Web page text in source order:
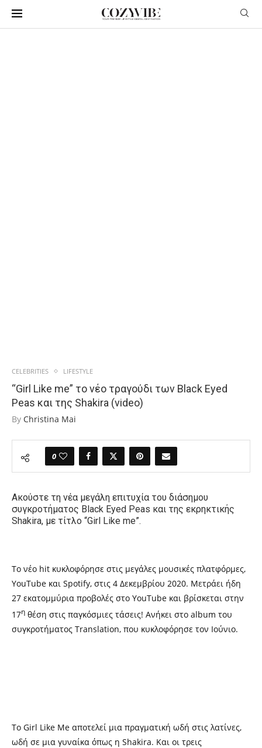
CELEBRITIES LIFESTYLE
“Girl Like me” το νέο τραγούδι των Black Eyed
Peas και της Shakira (video)
By Christina Mai
0
Ακούστε τη νέα μεγάλη επιτυχία του διάσημου
συγκροτήματος Black Eyed Peas και της εκρηκτικής
Shakira, με τίτλο “Girl Like me”.
Το νέο hit κυκλοφόρησε στις μεγάλες μουσικές πλατφόρμες,
YouTube και Spotify, στις 4 Δεκεμβρίου 2020. Μετράει ήδη
27 εκατομμύρια προβολές στο YouTube και βρίσκεται στην
17η θέση στις παγκόσμιες τάσεις! Ανήκει στο album του
συγκροτήματος Translation, που κυκλοφόρησε τον Ιούνιο.
Το Girl Like Me αποτελεί μια πραγματική ωδή στις λατίνες,
ωδή σε μια γυναίκα όπως η Shakira. Και οι τρεις